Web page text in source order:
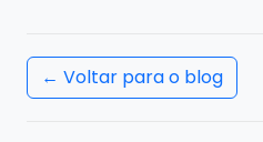
← Voltar para o blog